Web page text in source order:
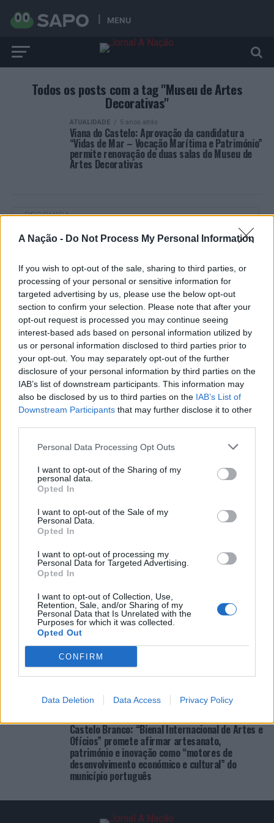
A Nação - Do Not Process My Personal Information
If you wish to opt-out of the sale, sharing to third parties, or
processing of your personal or sensitive information for
targeted advertising by us, please use the below opt-out
section to confirm your selection. Please note that after your
opt-out request is processed you may continue seeing
interest-based ads based on personal information utilized by
us or personal information disclosed to third parties prior to
your opt-out. You may separately opt-out of the further
disclosure of your personal information by third parties on the
IAB’s list of downstream participants. This information may
also be disclosed by us to third parties on the IAB’s List of
Downstream Participants that may further disclose it to other
Personal Data Processing Opt Outs
I want to opt-out of the Sharing of my
personal data.
Opted In
I want to opt-out of the Sale of my
Personal Data.
Opted In
I want to opt-out of processing my
Personal Data for Targeted Advertising.
Opted In
I want to opt-out of Collection, Use,
Retention, Sale, and/or Sharing of my
Personal Data that Is Unrelated with the
Purposes for which it was collected.
Opted Out
CONFIRM
Data Deletion Data Access Privacy Policy
MENU
Todos os posts com a tag "Museu de Artes
Decorativas"
ATUALIDADE 5 anos atrás
Viana do Castelo: Aprovação da candidatura
“Vidas de Mar – Vocação Marítima e Património”
permite renovação de duas salas do Museu de
Artes Decorativas
Cultura digital pode “comprometer” a criatividade antes
de “provocar” mudanças genéticas, diz neurocientista
“Millennium Estoril Open 2026” regressou ao circuito ATP
com vitória do francês Luca Van Assche
Castelo Branco: “Bienal Internacional de Artes e Ofícios”
promete afirmar artesanato, património e inovação como
“motores de desenvolvimento económico e cultural” do
município português
Covilhã: Especialista aponta investimento estrangeiro e
Beira Interior
Rio de Janeiro: Governo do Estado propõe parceria com a
FUNCEX para “reforçar inteligência sobre comércio
exterior”
DESTAQUE
ATUALIDADE 23 horas atrás
Cultura digital pode “comprometer” a
criatividade antes de “provocar” mudanças
genéticas, diz neurocientista
2 dias atrás
“Millennium Estoril Open 2026” regressou ao
Assche
Castelo Branco: “Bienal Internacional de Artes e
Ofícios” promete afirmar artesanato,
património e inovação como “motores de
desenvolvimento económico e cultural” do
município português